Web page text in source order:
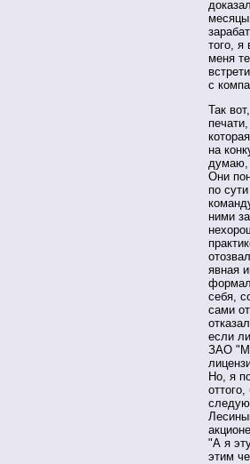
того, я
меня
с
Так
на
думаю,
Они
по
ними
явная
себя,
сами
если
ЗАО
Но, я
"А я
этим